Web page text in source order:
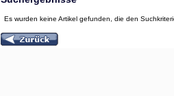
Es wurden keine Artikel gefunden, die den